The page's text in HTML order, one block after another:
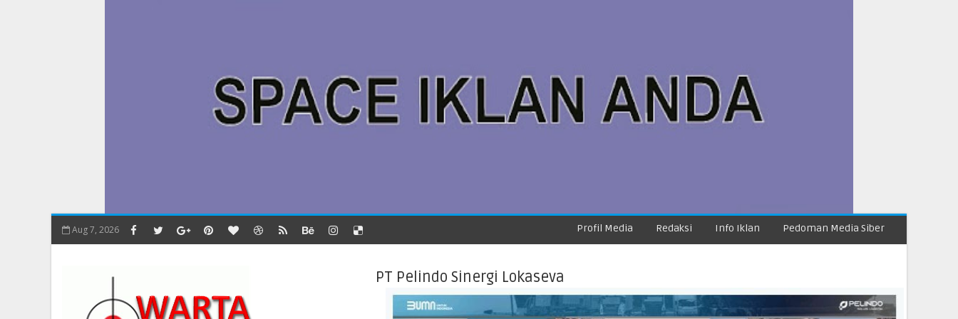
Aug 7, 2026 Profil Media Redaksi Info Iklan Pedoman Media Siber
PT Pelindo Sinergi Lokaseva